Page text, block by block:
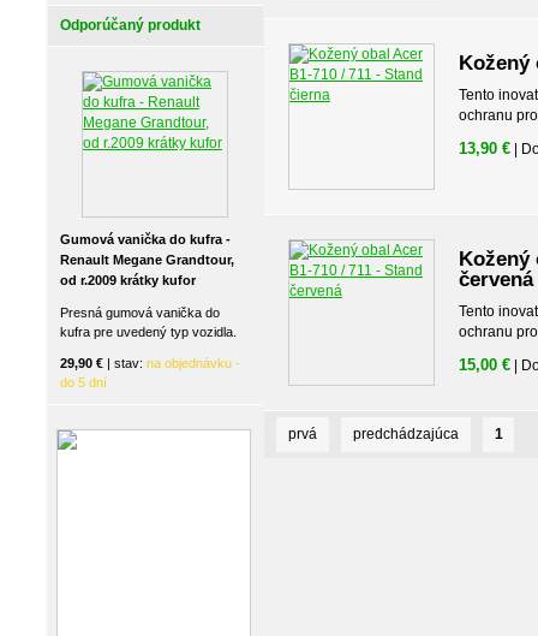
Odporúčaný produkt
Gumová vanička do kufra -
Renault Megane Grandtour,
od r.2009 krátky kufor
Presná gumová vanička do
kufra pre uvedený typ vozidla.
29,90 € | stav: na objednávku -
do 5 dní
Kožený
Tento
ochranu
13,90 € |
Kožený
červená
Tento
ochranu
15,00 € |
prvá predchádzajúca 1